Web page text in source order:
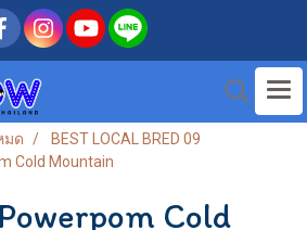
มด
BEST LOCAL BRED 09
Cold Mountain
Cold